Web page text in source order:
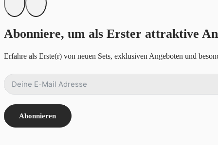
Abonniere, um als Erster attraktive
Erfahre als Erste(r) von neuen Sets, exklusiven Angeboten und
Abonnieren